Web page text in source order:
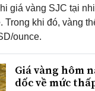
giá vàng SJC tại
Trong khi đó, vàng
ounce.
Giá vàng hôm
dốc về mức